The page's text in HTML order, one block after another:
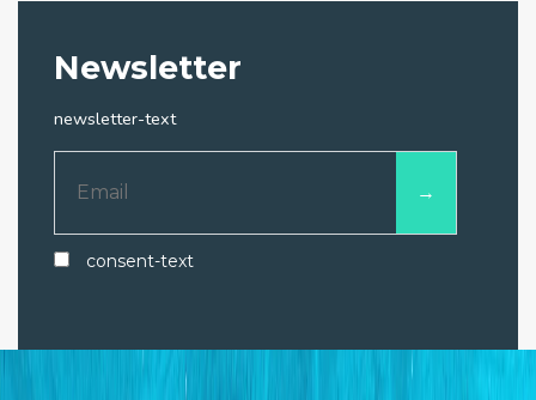
Newsletter
newsletter-text
consent-text